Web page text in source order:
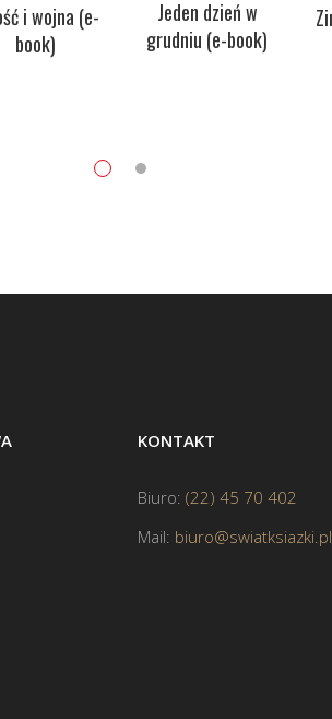
i wojna (e-
book)
Jeden dzień w
grudniu (e-book)
KONTAKT
Biuro: (22) 45 70 402
Mail: biuro@swiatksiazki.pl